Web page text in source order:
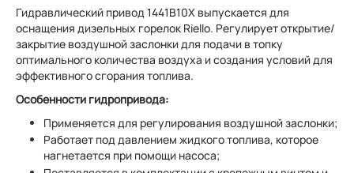
Гидравлический привод 1441B10X выпускается для
оснащения дизельных горелок Riello. Регулирует открытие/
закрытие воздушной заслонки для подачи в топку
оптимального количества воздуха и создания условий для
эффективного сгорания топлива.
Особенности гидропривода:
Применяется для регулирования воздушной заслонки;
Работает под давлением жидкого топлива, которое
нагнетается при помощи насоса;